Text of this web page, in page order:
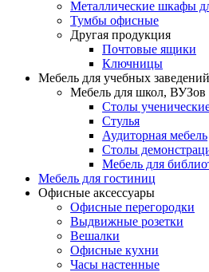
Металлические шкафы
Тумбы офисные
Другая продукция
Почтовые ящики
Ключницы
Мебель для учебных заведений
Мебель для школ, ВУЗов
Столы
Стулья
Аудиторная мебель
Столы
Мебель для
Мебель для гостиниц
Офисные аксессуары
Офисные перегородки
Выдвижные розетки
Вешалки
Офисные кухни
Часы настенные